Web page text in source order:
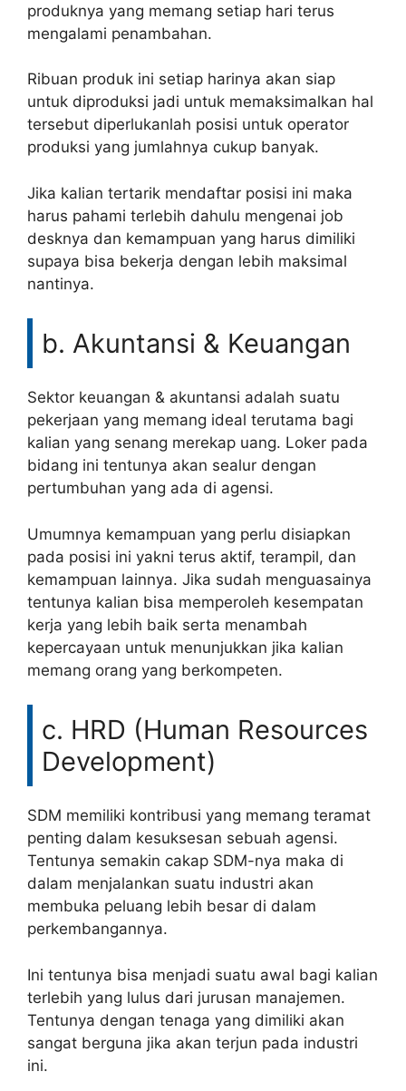
produknya yang memang setiap hari terus
mengalami penambahan.
Ribuan produk ini setiap harinya akan siap
untuk diproduksi jadi untuk memaksimalkan hal
tersebut diperlukanlah posisi untuk operator
produksi yang jumlahnya cukup banyak.
Jika kalian tertarik mendaftar posisi ini maka
harus pahami terlebih dahulu mengenai job
desknya dan kemampuan yang harus dimiliki
supaya bisa bekerja dengan lebih maksimal
nantinya.
b. Akuntansi & Keuangan
Sektor keuangan & akuntansi adalah suatu
pekerjaan yang memang ideal terutama bagi
kalian yang senang merekap uang. Loker pada
bidang ini tentunya akan sealur dengan
pertumbuhan yang ada di agensi.
Umumnya kemampuan yang perlu disiapkan
pada posisi ini yakni terus aktif, terampil, dan
kemampuan lainnya. Jika sudah menguasainya
tentunya kalian bisa memperoleh kesempatan
kerja yang lebih baik serta menambah
kepercayaan untuk menunjukkan jika kalian
memang orang yang berkompeten.
c. HRD (Human Resources
Development)
SDM memiliki kontribusi yang memang teramat
penting dalam kesuksesan sebuah agensi.
Tentunya semakin cakap SDM-nya maka di
dalam menjalankan suatu industri akan
membuka peluang lebih besar di dalam
perkembangannya.
Ini tentunya bisa menjadi suatu awal bagi kalian
terlebih yang lulus dari jurusan manajemen.
Tentunya dengan tenaga yang dimiliki akan
sangat berguna jika akan terjun pada industri
ini.